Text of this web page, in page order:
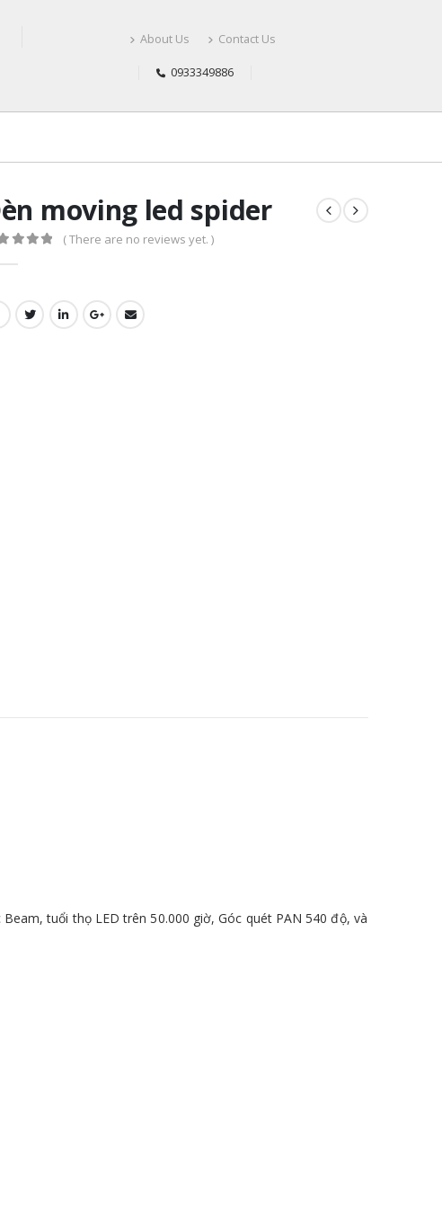
About Us Contact Us
0933349886
moving led spider
( There are no reviews yet. )
tuổi thọ LED trên 50.000 giờ, Góc quét PAN 540 độ, và